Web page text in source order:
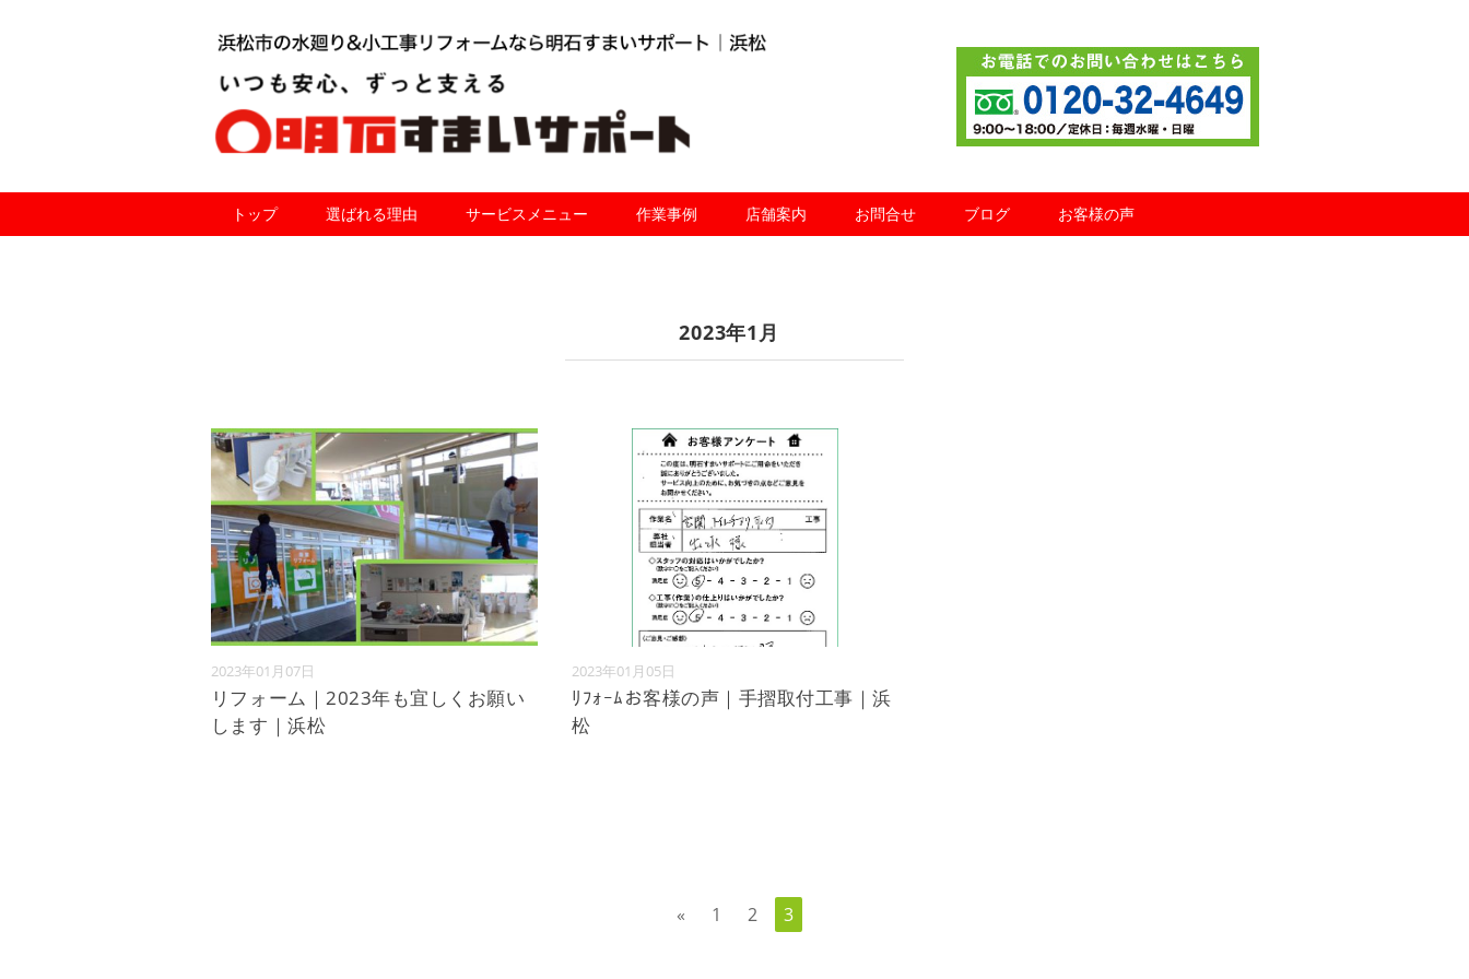
トップ 選ばれる理由 サービスメニュー 作業事例 店舗案内 お問合せ ブログ お客様の声
2023年1月
2023年01月07日
リフォーム｜2023年も宜しくお願い
します｜浜松
2023年01月05日
ﾘﾌｫｰﾑお客様の声｜手摺取付工事｜浜
松
« 1 2 3